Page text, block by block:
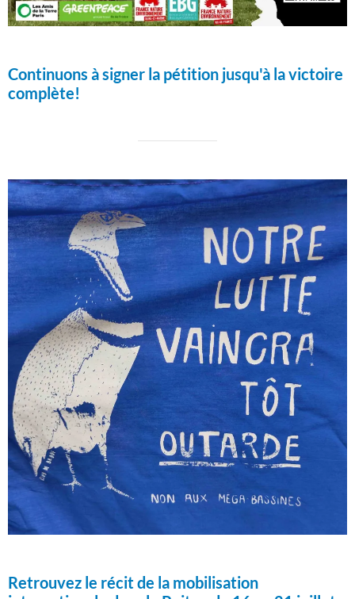
Continuons à signer la pétition jusqu'à la victoire
complète!
Retrouvez le récit de la mobilisation